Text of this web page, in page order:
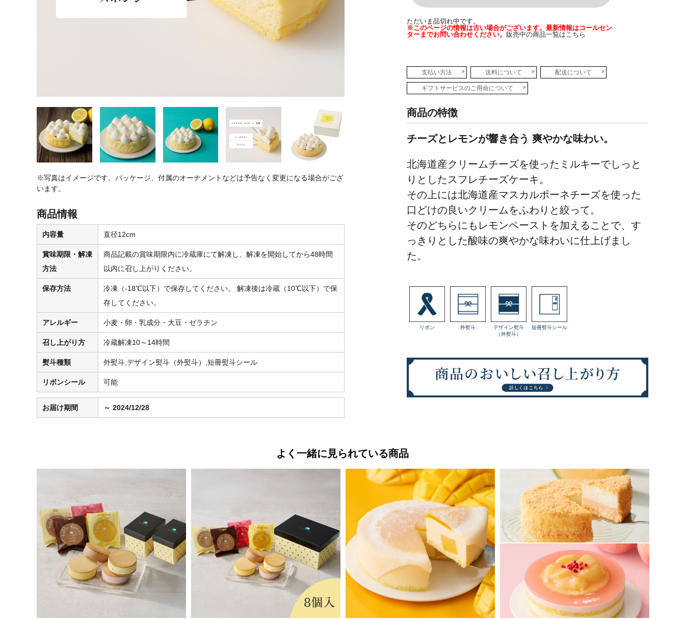
ただいま品切れ中です。
※このページの情報は古い場合がございます。最新情報はコールセン
ターまでお問い合わせください。 販売中の商品一覧はこちら
支払い方法 送料について 配送について
ギフトサービスのご用命について
商品の特徴
チーズとレモンが響き合う 爽やかな味わい。
北海道産クリームチーズを使ったミルキーでしっと
りとしたスフレチーズケーキ。
その上には北海道産マスカルポーネチーズを使った
口どけの良いクリームをふわりと絞って。
そのどちらにもレモンペーストを加えることで、す
っきりとした酸味の爽やかな味わいに仕上げまし
た。
リボン 外熨斗
デザイン熨斗
（外熨斗）
短冊熨斗シール
※写真はイメージです。パッケージ、付属のオーナメントなどは予告なく変更になる場合がござ
います。
商品情報
内容量 直径12cm
賞味期限・解凍
方法
商品記載の賞味期限内に冷蔵庫にて解凍し、解凍を開始してから48時間
以内に召し上がりください。
保存方法
冷凍（-18℃以下）で保存してください。 解凍後は冷蔵（10℃以下）で保
存してください。
アレルギー 小麦・卵・乳成分・大豆・ゼラチン
召し上がり方 冷蔵解凍10～14時間
熨斗種類 外熨斗,デザイン熨斗（外熨斗）,短冊熨斗シール
リボンシール 可能
お届け期間 ～ 2024/12/28
よく一緒に見られている商品